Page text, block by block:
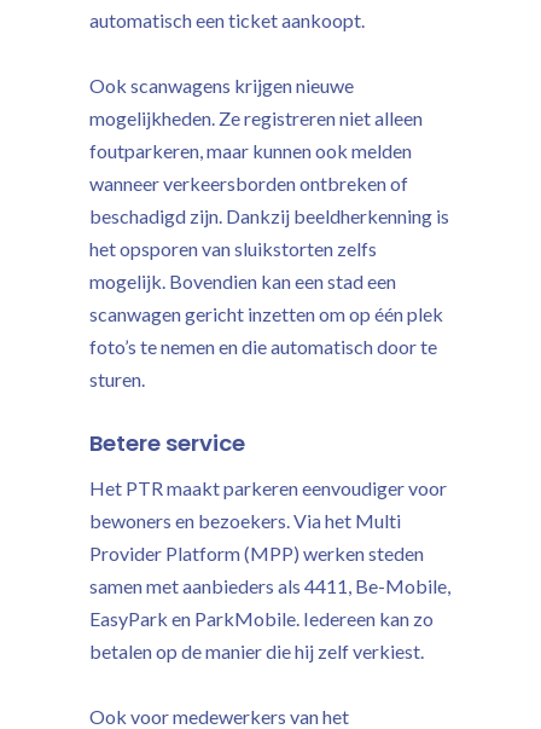
automatisch een ticket aankoopt.
Ook scanwagens krijgen nieuwe
mogelijkheden. Ze registreren niet alleen
foutparkeren, maar kunnen ook melden
wanneer verkeersborden ontbreken of
beschadigd zijn. Dankzij beeldherkenning is
het opsporen van sluikstorten zelfs
mogelijk. Bovendien kan een stad een
scanwagen gericht inzetten om op één plek
foto’s te nemen en die automatisch door te
sturen.
Betere service
Het PTR maakt parkeren eenvoudiger voor
bewoners en bezoekers. Via het Multi
Provider Platform (MPP) werken steden
samen met aanbieders als 4411, Be-Mobile,
EasyPark en ParkMobile. Iedereen kan zo
betalen op de manier die hij zelf verkiest.
Ook voor medewerkers van het